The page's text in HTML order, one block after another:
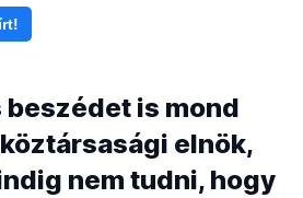
beszédet is mond
elnök,
nem tudni, hogy